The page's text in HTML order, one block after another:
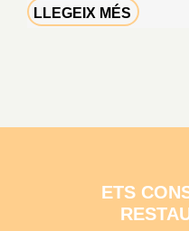
LLEGEIX MÉS
ETS